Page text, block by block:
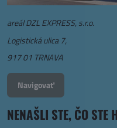
areál DZL EXPRESS, s.r.o.
Logistická ulica 7,
917 01 TRNAVA
Navigovať
NENAŠLI STE, ČO STE